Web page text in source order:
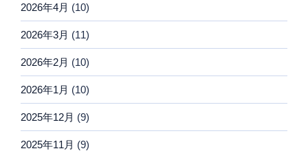
2026年4月 (10)
2026年3月 (11)
2026年2月 (10)
2026年1月 (10)
2025年12月 (9)
2025年11月 (9)